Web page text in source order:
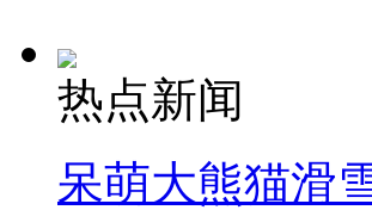
热点新闻
呆萌大熊猫滑